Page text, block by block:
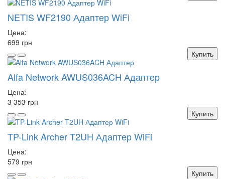
NETIS WF2190 Адаптер WiFi
Цена:
699 грн
Купить
Alfa Network AWUS036ACH Адаптер
Цена:
3 353 грн
Купить
TP-Link Archer T2UH Адаптер WiFi
Цена:
579 грн
Купить